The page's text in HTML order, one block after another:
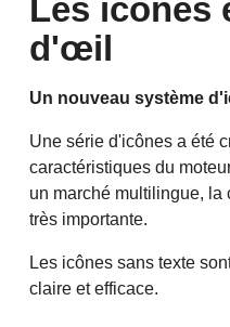
Les icônes
d'œil
Un nouveau système
Une série d'icônes a été
caractéristiques du
un marché multilingue,
très importante.
Les icônes sans texte
claire et efficace.